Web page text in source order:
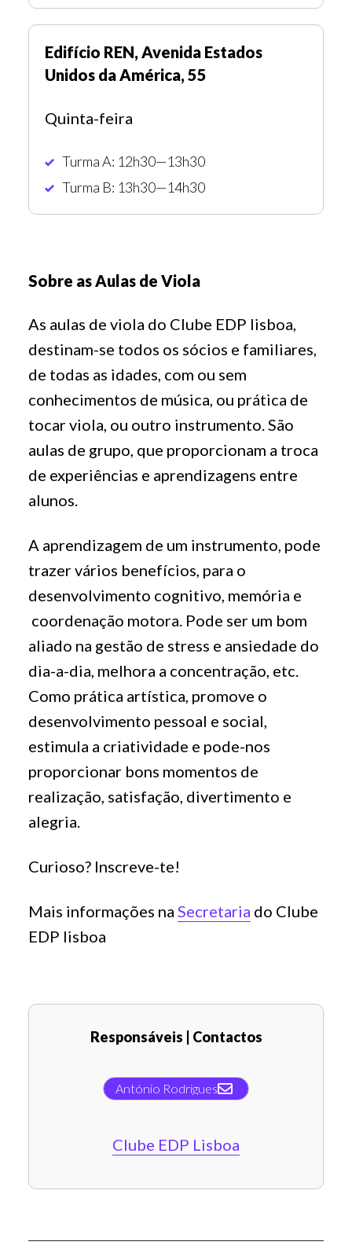
Edifício REN, Avenida Estados
Unidos da América, 55
Quinta-feira
Turma A: 12h30—13h30
Turma B: 13h30—14h30
Sobre as Aulas de Viola
As aulas de viola do Clube EDP lisboa,
destinam-se todos os sócios e familiares,
de todas as idades, com ou sem
conhecimentos de música, ou prática de
tocar viola, ou outro instrumento. São
aulas de grupo, que proporcionam a troca
de experiências e aprendizagens entre
alunos.
A aprendizagem de um instrumento, pode
trazer vários benefícios, para o
desenvolvimento cognitivo, memória e
coordenação motora. Pode ser um bom
aliado na gestão de stress e ansiedade do
dia-a-dia, melhora a concentração, etc.
Como prática artística, promove o
desenvolvimento pessoal e social,
estimula a criatividade e pode-nos
proporcionar bons momentos de
realização, satisfação, divertimento e
alegria.
Curioso? Inscreve-te!
Mais informações na Secretaria do Clube
EDP lisboa
Responsáveis | Contactos
António Rodrigues
Clube EDP Lisboa